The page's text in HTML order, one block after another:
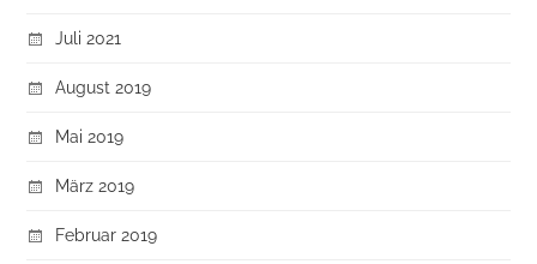
Juli 2021
August 2019
Mai 2019
März 2019
Februar 2019